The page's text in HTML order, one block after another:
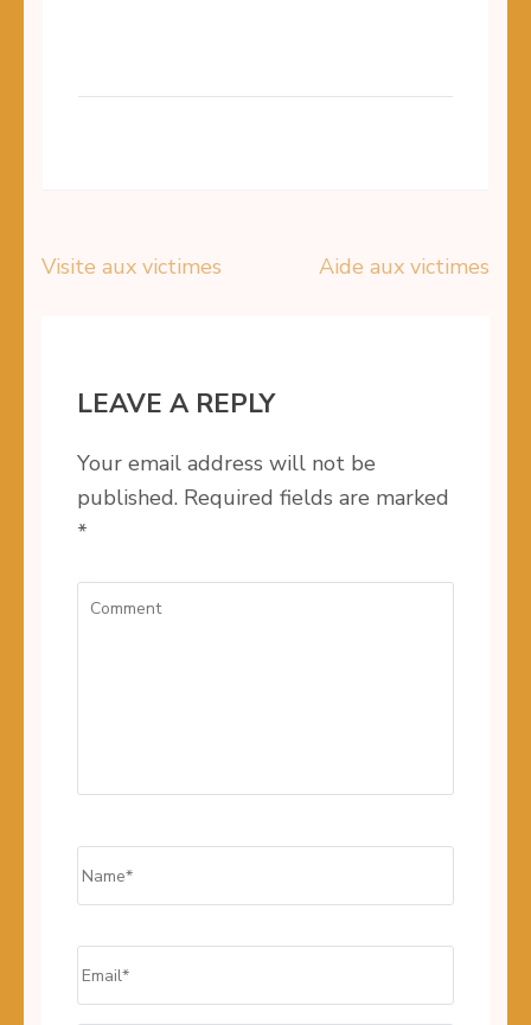
Visite aux victimes Aide aux victimes
LEAVE A REPLY
Your email address will not be
published. Required fields are marked
*
Comment
Name
Email